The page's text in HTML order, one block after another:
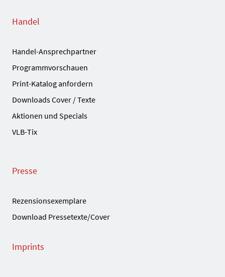
Handel
Handel-Ansprechpartner
Programmvorschauen
Print-Katalog anfordern
Downloads Cover / Texte
Aktionen und Specials
VLB-Tix
Presse
Rezensionsexemplare
Download Pressetexte/Cover
Imprints